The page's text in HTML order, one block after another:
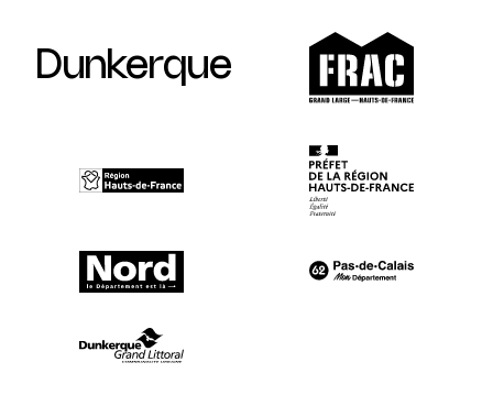
Dunkerque